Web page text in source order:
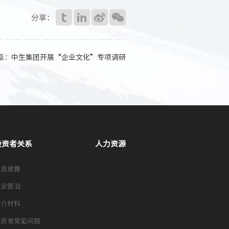
分享：
： 中生集团开展“企业文化”专项调研
资者关系
披露
管治
材料
者常见问题
人力资源